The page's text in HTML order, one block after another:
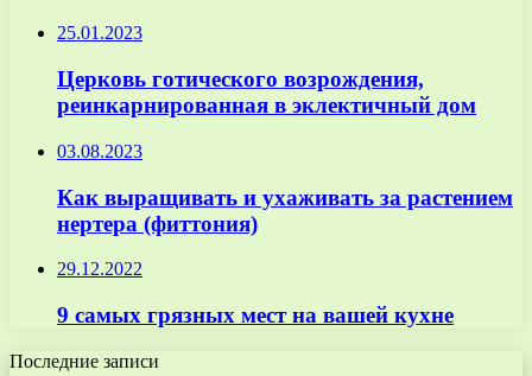
25.01.2023
Церковь готического возрождения,
реинкарнированная в эклектичный дом
03.08.2023
Как выращивать и ухаживать за растением
нертера (фиттония)
29.12.2022
9 самых грязных мест на вашей кухне
Последние записи